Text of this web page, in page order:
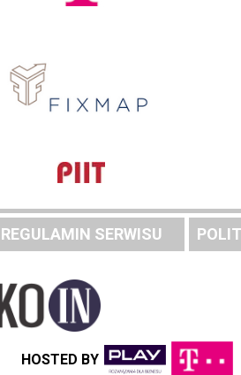
REGULAMIN SERWISU
HOSTED BY